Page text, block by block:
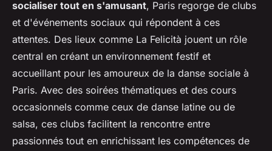
socialiser tout en s'amusant, Paris regorge de clubs
et d'événements sociaux qui répondent à ces
attentes. Des lieux comme La Felicità jouent un rôle
central en créant un environnement festif et
accueillant pour les amoureux de la danse sociale à
Paris. Avec des soirées thématiques et des cours
occasionnels comme ceux de danse latine ou de
salsa, ces clubs facilitent la rencontre entre
passionnés tout en enrichissant les compétences de